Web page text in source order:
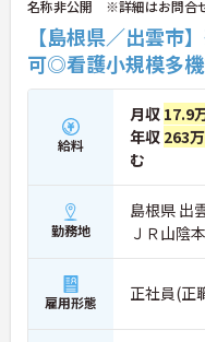
名称非公開 ※詳細はお問合
【島根県／出雲市
可◎看護小規模多
給料
月収 17.9
年収 263
む
勤務地
島根県 出
ＪＲ山陰
雇用形態 正社員(正